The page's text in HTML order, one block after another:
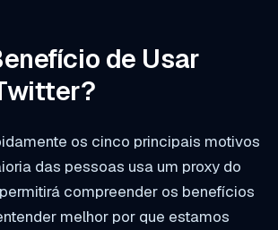
de Usar
os cinco principais motivos
das pessoas usa um proxy do
compreender os benefícios
melhor por que estamos